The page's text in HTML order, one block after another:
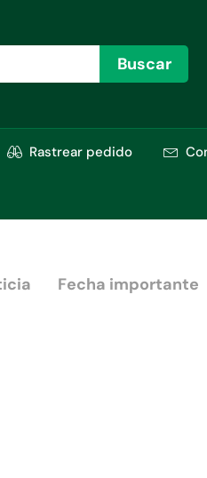
Buscar
Rastrear pedido
Fecha importante